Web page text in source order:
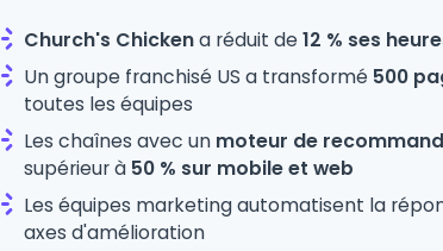
Church's Chickena réduit de12 % ses
Un groupe franchisé US a transformé 500
toutes les équipes
Les chaînes avec un moteur de
supérieur à 50 % sur mobile et web
Les équipes marketing automatisent la
axes d'amélioration